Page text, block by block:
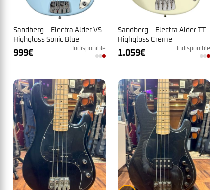
Sandberg – Electra Alder VS
Highgloss Sonic Blue
999€ Indisponible
Sandberg – Electra Alder TT
Highgloss Creme
1.059€ Indisponible